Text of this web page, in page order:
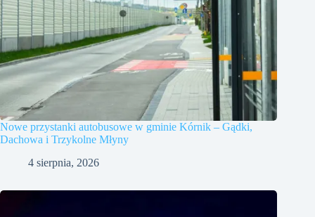
Nowe przystanki autobusowe w gminie Kórnik – Gądki,
Dachowa i Trzykolne Młyny
4 sierpnia, 2026